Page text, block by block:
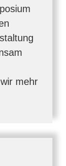
mehr